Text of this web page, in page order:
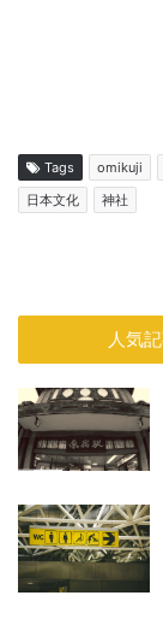
Tags omikuji
日本文化
神社
人気